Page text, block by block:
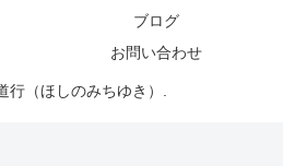
ブログ
お問い合わせ
（ほしのみちゆき）.